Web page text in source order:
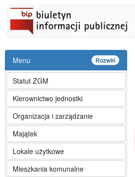
Rozwiń
Menu
Statut ZGM
Kierownictwo jednostki
Organizacja i zarządzanie
Majątek
Lokale użytkowe
Mieszkania komunalne